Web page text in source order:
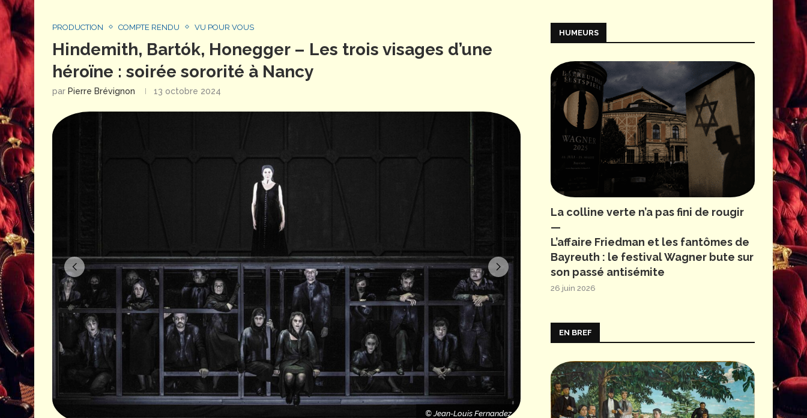
PRODUCTION COMPTE RENDU VU POUR VOUS
Hindemith, Bartók, Honegger – Les trois visages d’une
héroïne : soirée sororité à Nancy
par Pierre Brévignon 13 octobre 2024
© Jean-Louis Fernandez
© Jean-Louis Fernandez
HUMEURS
La colline verte n’a pas fini de rougir
—
L’affaire Friedman et les fantômes de
Bayreuth : le festival Wagner bute sur
son passé antisémite
26 juin 2026
EN BREF